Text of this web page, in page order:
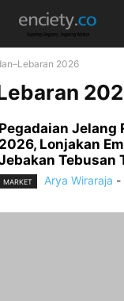
2026
Pegadaian Jelang
2026, Lonjakan
Tebusan
MARKET Arya Wiraraja -